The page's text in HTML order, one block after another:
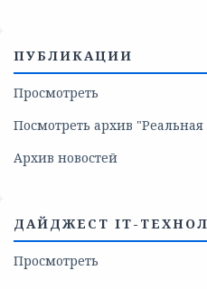
ПУБЛИКАЦИИ
Просмотреть
Посмотреть архив "Реальная
Архив новостей
ДАЙДЖЕСТ IT-
Просмотреть